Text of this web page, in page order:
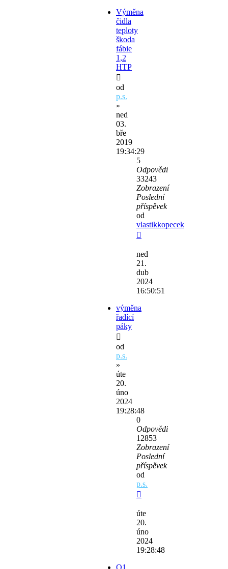
Výměna
čidla
teploty
škoda
fábie
1,2
HTP
od
p.s.
»
ned
03.
bře
2019
19:34:29
5
Odpovědi
33243
Zobrazení
Poslední
příspěvek
od
vlastikkopecek
ned
21.
dub
2024
16:50:51
výměna
řadící
páky
od
p.s.
»
úte
20.
úno
2024
19:28:48
0
Odpovědi
12853
Zobrazení
Poslední
příspěvek
od
p.s.
úte
20.
úno
2024
19:28:48